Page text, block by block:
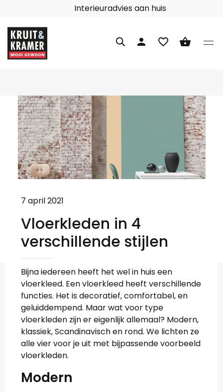
Interieuradvies aan huis
person favorite_border shopping_basket
7 april 2021
Vloerkleden in 4
verschillende stijlen
Bijna iedereen heeft het wel in huis een
vloerkleed. Een vloerkleed heeft verschillende
functies. Het is decoratief, comfortabel, en
geluiddempend. Maar wat voor type
vloerkleden zijn er eigenlijk allemaal? Modern,
klassiek, Scandinavisch en rond. We lichten ze
alle vier voor je uit met bijpassende voorbeeld
vloerkleden.
Modern